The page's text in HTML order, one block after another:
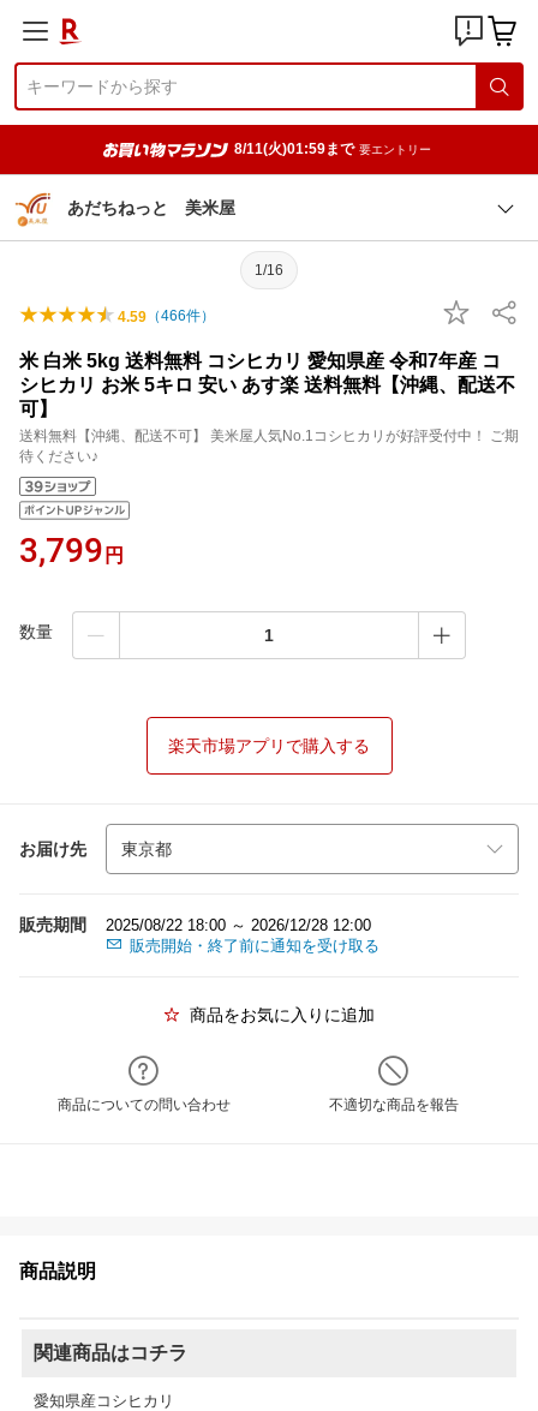
8/11(火)01:59まで 要エントリー
あだちねっと 美米屋
1/16
4.59 （466件）
米 白米 5kg 送料無料 コシヒカリ 愛知県産 令和7年産 コ
シヒカリ お米 5キロ 安い あす楽 送料無料【沖縄、配送不
可】
送料無料【沖縄、配送不可】 美米屋人気No.1コシヒカリが好評受付中！ ご期
待ください♪
3,799 円
数量
楽天市場アプリで購入する
お届け先
販売期間
2025/08/22 18:00 ～ 2026/12/28 12:00
販売開始・終了前に通知を受け取る
商品をお気に入りに追加
商品についての問い合わせ 不適切な商品を報告
商品説明
関連商品はコチラ
愛知県産コシヒカリ